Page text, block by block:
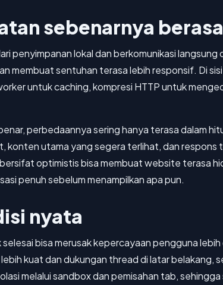
sebenarnya
penyimpanan lokal dan berkomunikasi
membuat sentuhan terasa lebih responsif. Di
untuk caching, kompresi HTTP untuk
perbedaannya sering hanya terasa dalam
konten utama yang segera terlihat, dan
optimistis bisa membuat website terasa
penuh sebelum menampilkan apa pun.
nyata
bisa merusak kepercayaan pengguna
kuat dan dukungan thread di latar belakang,
melalui sandbox dan pemisahan tab,